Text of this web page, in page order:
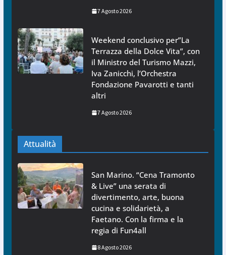
7 Agosto 2026
Weekend conclusivo per”La
Terrazza della Dolce Vita”, con
il Ministro del Turismo Mazzi,
Iva Zanicchi, l’Orchestra
Fondazione Pavarotti e tanti
altri
7 Agosto 2026
Attualità
San Marino. “Cena Tramonto
& Live” una serata di
divertimento, arte, buona
cucina e solidarietà, a
Faetano. Con la firma e la
regia di Fun4all
8 Agosto 2026